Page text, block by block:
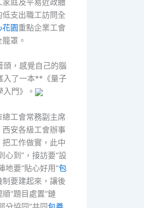
低支出職工訪問全
花園重點企業工會
罩。
頭，感覺自己的腦
入了一本**《量子
入門》。
總工會常務副主席
西安各級工會辦事
把工作做實，此中
心到”，接訪要“設
地要“貼心好用”包
制要建起來，讓後
“題目處置”鏈